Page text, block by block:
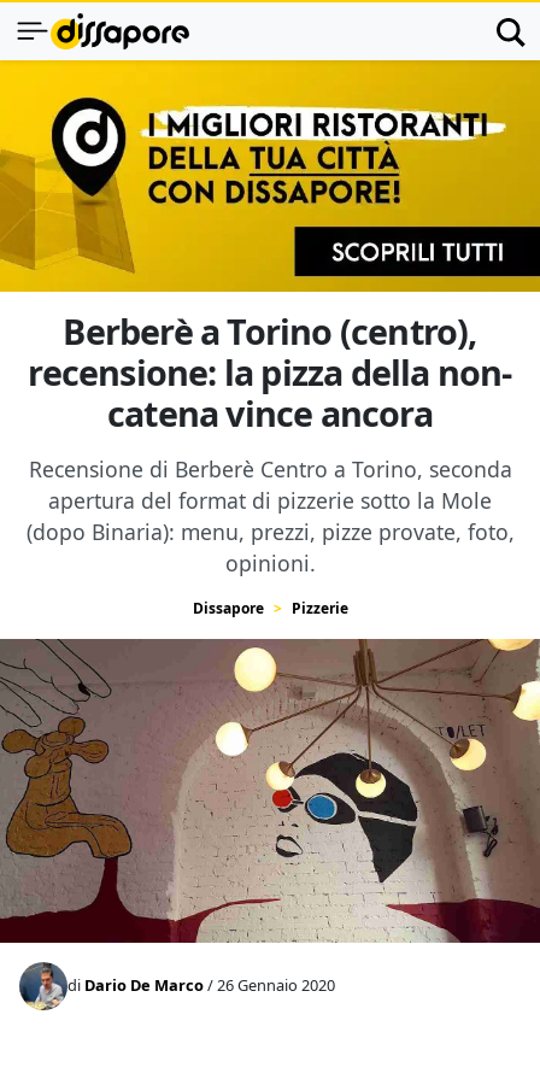
Berberè a Torino (centro),
recensione: la pizza della non-
catena vince ancora
Recensione di Berberè Centro a Torino, seconda
apertura del format di pizzerie sotto la Mole
(dopo Binaria): menu, prezzi, pizze provate, foto,
opinioni.
Dissapore Pizzerie
di Dario De Marco/ 26 Gennaio 2020